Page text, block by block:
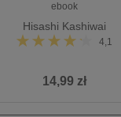
ebook
Hisashi Kashiwai
4,1
14,99 zł